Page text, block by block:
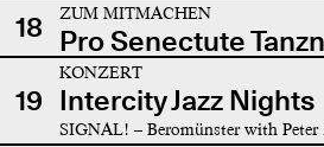
18 ZUM MITMACHEN
Pro Senectute
19
KONZERT
Intercity Jazz Nights
SIGNAL! – Beromünster with